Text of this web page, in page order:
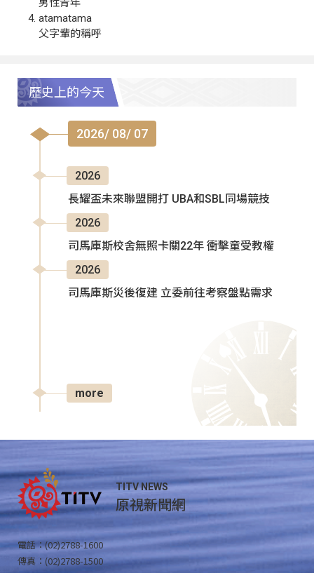
男性青年
atamatama
父字輩的稱呼
歷史上的今天
2026/ 08/ 07
2026
長耀盃未來聯盟開打 UBA和SBL同場競技
2026
司馬庫斯校舍無照卡關22年 衝擊童受教權
2026
司馬庫斯災後復建 立委前往考察盤點需求
more
TITV NEWS
原視新聞網
電話：(02)2788-1600
傳真：(02)2788-1500